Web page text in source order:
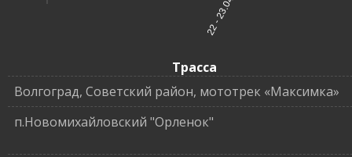
22 - 23.04
Трасса
Волгоград, Советский район, мототрек «Максимка»
п.Новомихайловский "Орленок"